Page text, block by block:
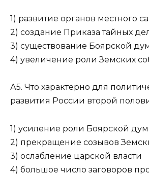
1) развитие органов местного
2) создание Приказа тайных
3) существование Боярской
4) увеличение роли Земских
А5. Что характерно для
развития России второй
1) усиление роли Боярской
2) прекращение созывов
3) ослабление царской власти
4) большое число заговоров